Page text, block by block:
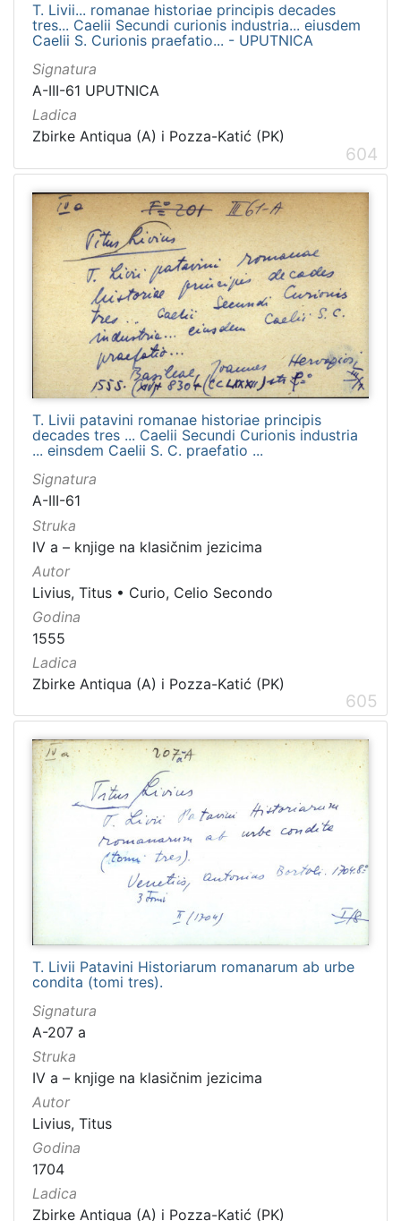
T. Livii... romanae historiae principis decades
tres... Caelii Secundi curionis industria... eiusdem
Caelii S. Curionis praefatio... - UPUTNICA
Signatura
A-III-61 UPUTNICA
Ladica
Zbirke Antiqua (A) i Pozza-Katić (PK)
604
T. Livii patavini romanae historiae principis
decades tres ... Caelii Secundi Curionis industria
... einsdem Caelii S. C. praefatio ...
Signatura
A-III-61
Struka
IV a – knjige na klasičnim jezicima
Autor
Livius, Titus • Curio, Celio Secondo
Godina
1555
Ladica
Zbirke Antiqua (A) i Pozza-Katić (PK)
605
T. Livii Patavini Historiarum romanarum ab urbe
condita (tomi tres).
Signatura
A-207 a
Struka
IV a – knjige na klasičnim jezicima
Autor
Livius, Titus
Godina
1704
Ladica
Zbirke Antiqua (A) i Pozza-Katić (PK)